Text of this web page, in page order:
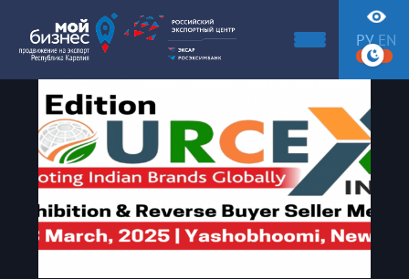
РУ EN